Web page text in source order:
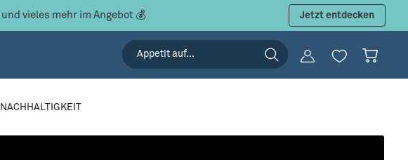
und vieles mehr im Angebot 💰 Jetzt entdecken
NACHHALTIGKEIT